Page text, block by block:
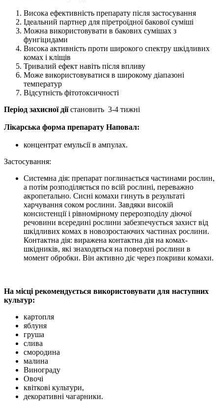
Висока ефективність препарату після застосування
Ідеальний партнер для піретроїдної бакової суміші
Можна використовувати в бакових сумішах з
фунгіцидами
Висока активність проти широкого спектру шкідливих
комах і кліщів
Тривалий ефект навіть після впливу
Може використовуватися в широкому діапазоні
температур
Відсутність фітотоксичності
Період захисної діїстановить 3-4 тижні
Лікарська форма препарату Наповал:
концентрат емульсії в ампулах.
Застосування:
Системна дія: препарат поглинається частинами рослин,
а потім розподіляється по всій рослині, переважно
акропетально. Сисні комахи гинуть в результаті
харчування соком рослини. Завдяки високій
консистенції і рівномірному перерозподілу діючої
речовини всередині рослини забезпечується захист від
шкідливих комах в новозростаючих частинах рослини.
Контактна дія: виражена контактна дія на комах-
шкідників, які знаходяться на поверхні рослини в
момент обробки. Він активно діє через покриви комахи.
На місці рекомендується використовувати для наступних
культур:
картопля
яблуня
груша
слива
смородина
малина
Винограду
Овочі
квіткові культури,
декоративні чагарники.